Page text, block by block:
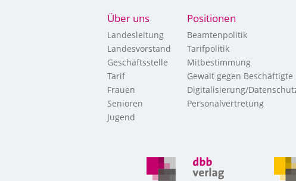
Über uns
Landesleitung
Landesvorstand
Geschäftsstelle
Tarif
Frauen
Senioren
Jugend
Positionen
Beamtenpolitik
Tarifpolitik
Mitbestimmung
Gewalt gegen Beschäftigte
Digitalisierung/
Personalvertretung